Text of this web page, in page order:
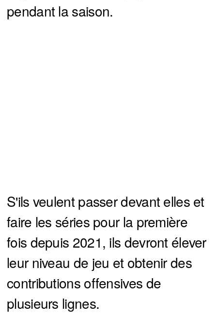
pendant la saison.
S'ils veulent passer devant elles et
faire les séries pour la première
fois depuis 2021, ils devront élever
leur niveau de jeu et obtenir des
contributions offensives de
plusieurs lignes.